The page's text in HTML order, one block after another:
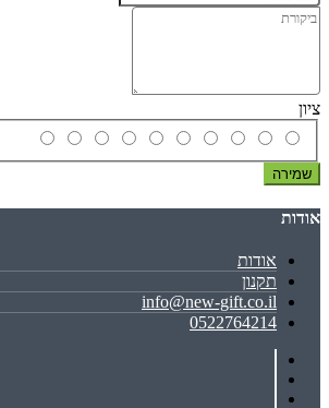
ציון
שמירה
אודות
אודות
תקנון
info@new-gift.co.il
0522764214